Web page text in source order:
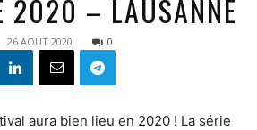
2020 – LAUSANNE
26 AOÛT 2020 0
aura bien lieu en 2020 ! La série